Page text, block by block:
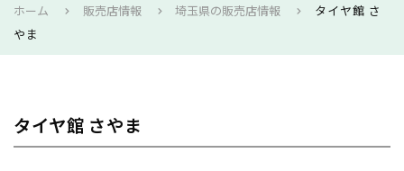
ホーム 販売店情報 埼玉県の販売店情報
タイヤ館 さ
やま
タイヤ館 さやま